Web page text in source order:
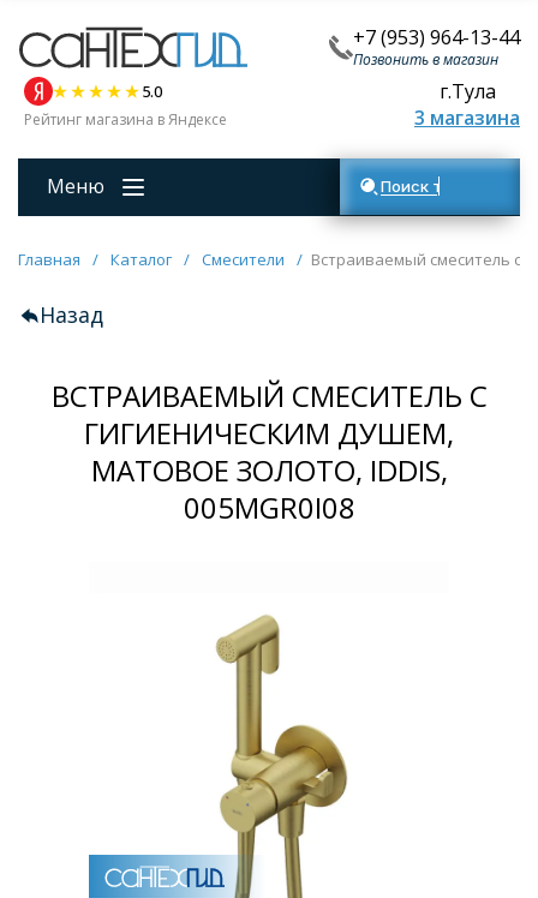
+7 (953) 964-13-44
Позвонить в магазин
5.0
Рейтинг магазина в Яндексе
г.Тула
3 магазина
Меню Поиск товаров
Главная / Каталог / Смесители / Встраиваемый смеситель с
Назад
ВСТРАИВАЕМЫЙ СМЕСИТЕЛЬ С
ГИГИЕНИЧЕСКИМ ДУШЕМ,
МАТОВОЕ ЗОЛОТО, IDDIS,
005MGR0I08